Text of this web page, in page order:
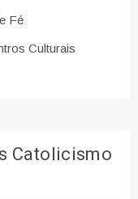
Fé
Culturais
Catolicismo